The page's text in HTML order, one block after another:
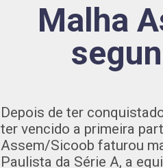
Malha
Depois de ter
ter vencido a primeira
Assem/Sicoob faturou
Paulista da Série A, a